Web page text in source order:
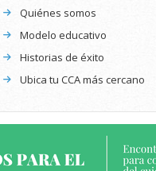
Quiénes somos
Modelo educativo
Historias de éxito
Ubica tu CCA más cercano